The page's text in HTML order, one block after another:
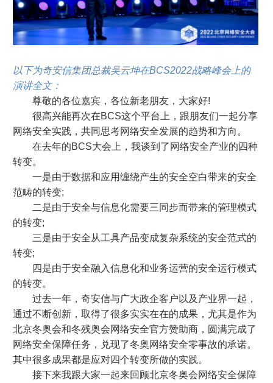
以下为奇安信集团总裁吴云坤在BCS2022战略峰会上的
演讲全文：
尊敬的各位嘉宾，各位新老朋友，大家好!
很高兴能再次在BCS这个平台上，跟朋友们一起分享
网络安全实践，共同思考网络安全发展的趋势和方向。
在去年的BCS大会上，我谈到了网络安全产业的四种
转变。
一是由于数据和应用缠绕产生的安全空白带来的安全
范畴的转变;
二是由于安全与信息化需要三同步而带来的管理模式
的转变;
三是由于安全从工具产品变成复杂系统的安全范式的
转变;
四是由于安全融入信息化和业务运营的安全运行模式
的转变。
过去一年，奇安信与广大政企客户以及产业界一起，
通过不断创新，取得了很多实实在在的成果，尤其是作为
北京冬奥会和冬残奥会网络安全官方赞助商，圆满完成了
网络安全保障任务，兑现了冬奥网络安全零事故的承诺。
其中很多成果都是应对四个转变所做的实践。
接下来我跟大家一起来回顾北京冬奥会网络安全保障